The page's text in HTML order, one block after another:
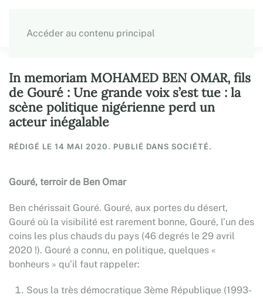
Accéder au contenu principal
In memoriam MOHAMED BEN OMAR, fils
de Gouré : Une grande voix s’est tue : la
scène politique nigérienne perd un
acteur inégalable
RÉDIGÉ LE 14 MAI 2020. PUBLIÉ DANS SOCIÉTÉ.
Gouré, terroir de Ben Omar
Ben chérissait Gouré. Gouré, aux portes du désert,
Gouré où la visibilité est rarement bonne, Gouré, l’un des
coins les plus chauds du pays (46 degrés le 29 avril
2020 !). Gouré a connu, en politique, quelques «
bonheurs » qu’il faut rappeler:
Sous la très démocratique 3ème République (1993-